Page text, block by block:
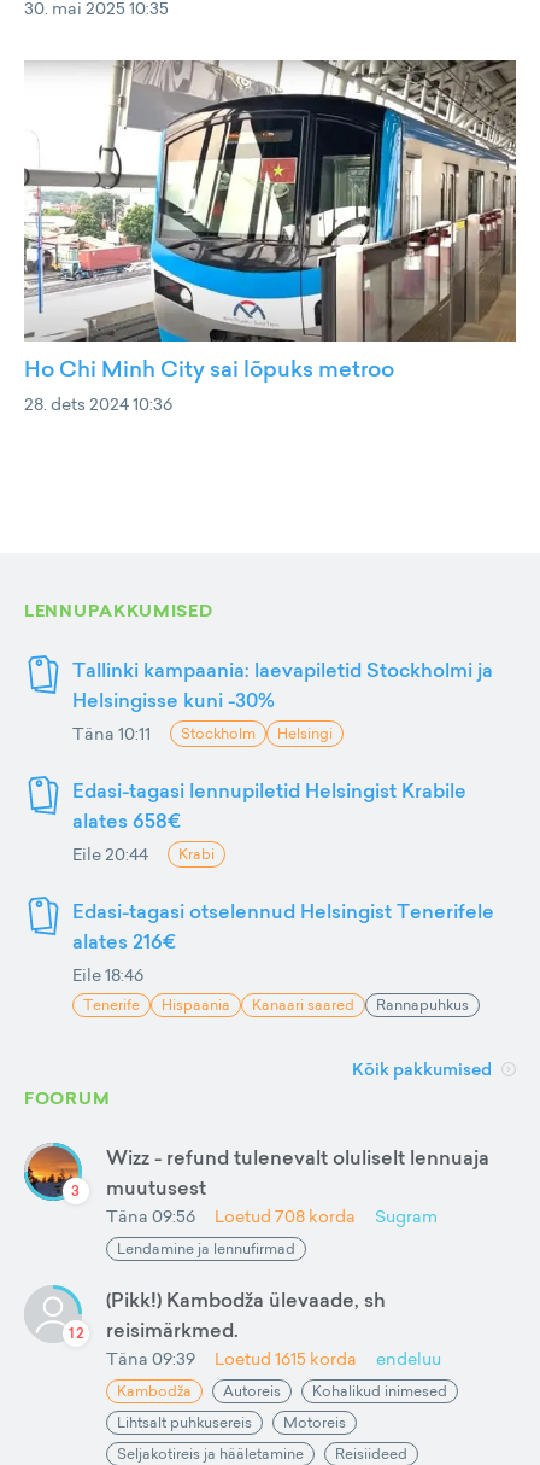
30. mai 2025 10:35
Ho Chi Minh City sai lõpuks metroo
28. dets 2024 10:36
LENNUPAKKUMISED
Tallinki kampaania: laevapiletid Stockholmi ja
Helsingisse kuni -30%
Täna 10:11 Stockholm Helsingi
Edasi-tagasi lennupiletid Helsingist Krabile
alates 658€
Eile 20:44 Krabi
Edasi-tagasi otselennud Helsingist Tenerifele
alates 216€
Eile 18:46
Tenerife Hispaania Kanaari saared Rannapuhkus
Kõik pakkumised
FOORUM
3
Wizz - refund tulenevalt oluliselt lennuaja
muutusest
Täna 09:56 Loetud 708 korda Sugram
Lendamine ja lennufirmad
12
(Pikk!) Kambodža ülevaade, sh
reisimärkmed.
Täna 09:39 Loetud 1615 korda endeluu
Kambodža Autoreis
Kohalikud inimesed
Lihtsalt puhkusereis
Motoreis
Seljakotireis ja hääletamine
Reisiideed